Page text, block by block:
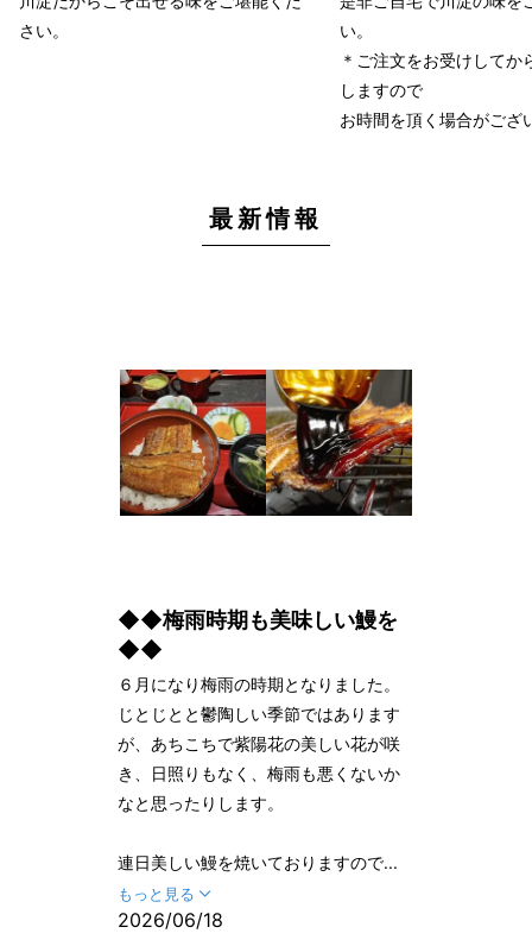
さい。
い。
＊ご注文をお受けしてか
しますので
お時間を頂く場合がござ
最新情報
◆◆梅雨時期も美味しい鰻を
◆◆
６月になり梅雨の時期となりました。
じとじとと鬱陶しい季節ではあります
が、あちこちで紫陽花の美しい花が咲
き、日照りもなく、梅雨も悪くないか
なと思ったりします。
連日美しい鰻を焼いておりますので...
もっと見る
2026/06/18